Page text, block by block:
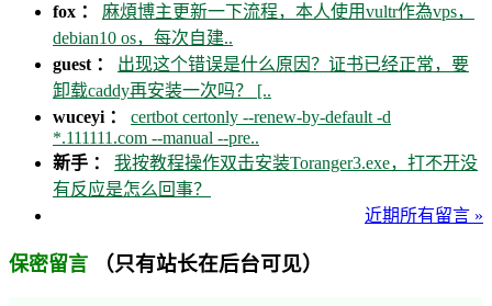
fox ： 麻煩博主更新一下流程，本人使用vultr作為vps，
debian10 os，每次自建..
guest ： 出现这个错误是什么原因？证书已经正常，要
卸载caddy再安装一次吗？ [..
wuceyi ： certbot certonly --renew-by-default -d
*.111111.com --manual --pre..
新手 ： 我按教程操作双击安装Toranger3.exe，打不开没
有反应是怎么回事？
近期所有留言 »
保密留言 （只有站长在后台可见）